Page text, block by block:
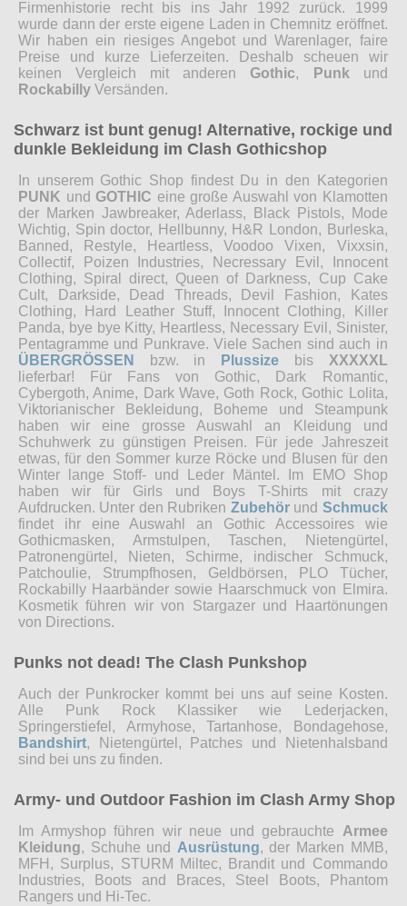
Firmenhistorie recht bis ins Jahr 1992 zurück. 1999
wurde dann der erste eigene Laden in Chemnitz eröffnet.
Wir haben ein riesiges Angebot und Warenlager, faire
Preise und kurze Lieferzeiten. Deshalb scheuen wir
keinen Vergleich mit anderen Gothic, Punk und
Rockabilly Versänden.
Schwarz ist bunt genug! Alternative, rockige und
dunkle Bekleidung im Clash Gothicshop
In unserem Gothic Shop findest Du in den Kategorien
PUNK und GOTHIC eine große Auswahl von Klamotten
der Marken Jawbreaker, Aderlass, Black Pistols, Mode
Wichtig, Spin doctor, Hellbunny, H&R London, Burleska,
Banned, Restyle, Heartless, Voodoo Vixen, Vixxsin,
Collectif, Poizen Industries, Necressary Evil, Innocent
Clothing, Spiral direct, Queen of Darkness, Cup Cake
Cult, Darkside, Dead Threads, Devil Fashion, Kates
Clothing, Hard Leather Stuff, Innocent Clothing, Killer
Panda, bye bye Kitty, Heartless, Necessary Evil, Sinister,
Pentagramme und Punkrave. Viele Sachen sind auch in
ÜBERGRÖSSEN
bzw. in Plussize bis XXXXXL
lieferbar! Für Fans von Gothic, Dark Romantic,
Cybergoth, Anime, Dark Wave, Goth Rock, Gothic Lolita,
Viktorianischer Bekleidung, Boheme und Steampunk
haben wir eine grosse Auswahl an Kleidung und
Schuhwerk zu günstigen Preisen. Für jede Jahreszeit
etwas, für den Sommer kurze Röcke und Blusen für den
Winter lange Stoff- und Leder Mäntel. Im EMO Shop
haben wir für Girls und Boys T-Shirts mit crazy
Aufdrucken. Unter den Rubriken Zubehörund Schmuck
findet ihr eine Auswahl an Gothic Accessoires wie
Gothicmasken, Armstulpen, Taschen, Nietengürtel,
Patronengürtel, Nieten, Schirme, indischer Schmuck,
Patchoulie, Strumpfhosen, Geldbörsen, PLO Tücher,
Rockabilly Haarbänder sowie Haarschmuck von Elmira.
Kosmetik führen wir von Stargazer und Haartönungen
von Directions.
Punks not dead! The Clash Punkshop
Auch der Punkrocker kommt bei uns auf seine Kosten.
Alle Punk Rock Klassiker wie Lederjacken,
Springerstiefel, Armyhose, Tartanhose, Bondagehose,
Bandshirt, Nietengürtel, Patches und Nietenhalsband
sind bei uns zu finden.
Army- und Outdoor Fashion im Clash Army Shop
Im Armyshop führen wir neue und gebrauchte Armee
Kleidung, Schuhe und Ausrüstung, der Marken MMB,
MFH, Surplus, STURM Miltec, Brandit und Commando
Industries, Boots and Braces, Steel Boots, Phantom
Rangers und Hi-Tec.